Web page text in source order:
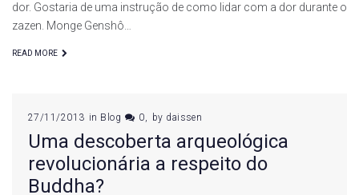
dor. Gostaria de uma instrução de como lidar com a dor durante o
zazen. Monge Genshô…
READ MORE
27/11/2013 in Blog 0 by daissen
Uma descoberta arqueológica
revolucionária a respeito do
Buddha?